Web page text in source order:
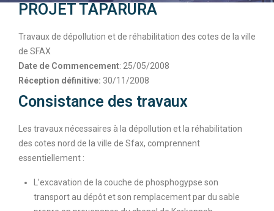
PROJET TAPARURA
Travaux de dépollution et de réhabilitation des cotes de la ville
de SFAX
Date de Commencement: 25/05/2008
Réception définitive: 30/11/2008
Consistance des travaux
Les travaux nécessaires à la dépollution et la réhabilitation
des cotes nord de la ville de Sfax, comprennent
essentiellement :
L’excavation de la couche de phosphogypse son
transport au dépôt et son remplacement par du sable